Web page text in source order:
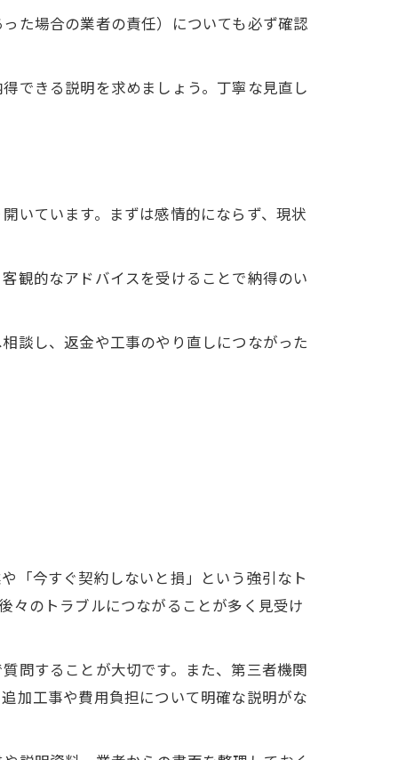
た場合の業者の責任）についても必ず確認
できる説明を求めましょう。丁寧な見直し
いています。まずは感情的にならず、現状
観的なアドバイスを受けることで納得のい
談し、返金や工事のやり直しにつながった
「今すぐ契約しないと損」という強引なト
々のトラブルにつながることが多く見受け
問することが大切です。また、第三者機関
加工事や費用負担について明確な説明がな